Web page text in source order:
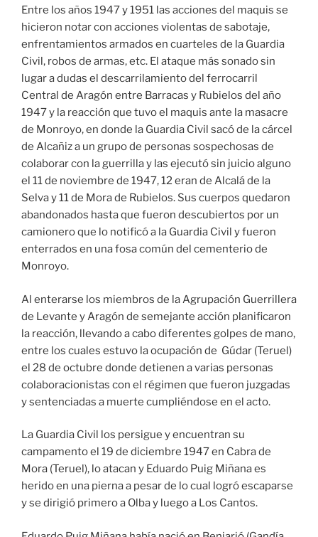
Entre los años 1947 y 1951 las acciones del maquis se
hicieron notar con acciones violentas de sabotaje,
enfrentamientos armados en cuarteles de la Guardia
Civil, robos de armas, etc. El ataque más sonado sin
lugar a dudas el descarrilamiento del ferrocarril
Central de Aragón entre Barracas y Rubielos del año
1947 y la reacción que tuvo el maquis ante la masacre
de Monroyo, en donde la Guardia Civil sacó de la cárcel
de Alcañiz a un grupo de personas sospechosas de
colaborar con la guerrilla y las ejecutó sin juicio alguno
el 11 de noviembre de 1947, 12 eran de Alcalá de la
Selva y 11 de Mora de Rubielos. Sus cuerpos quedaron
abandonados hasta que fueron descubiertos por un
camionero que lo notificó a la Guardia Civil y fueron
enterrados en una fosa común del cementerio de
Monroyo.
Al enterarse los miembros de la Agrupación Guerrillera
de Levante y Aragón de semejante acción planificaron
la reacción, llevando a cabo diferentes golpes de mano,
entre los cuales estuvo la ocupación de Gúdar (Teruel)
el 28 de octubre donde detienen a varias personas
colaboracionistas con el régimen que fueron juzgadas
y sentenciadas a muerte cumpliéndose en el acto.
La Guardia Civil los persigue y encuentran su
campamento el 19 de diciembre 1947 en Cabra de
Mora (Teruel), lo atacan y Eduardo Puig Miñana es
herido en una pierna a pesar de lo cual logró escaparse
y se dirigió primero a Olba y luego a Los Cantos.